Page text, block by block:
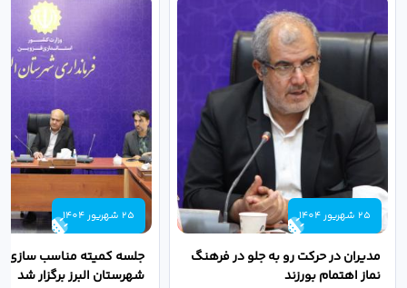
25 شهریور 1404
مدیران در حرکت رو به جلو در فرهنگ
نماز اهتمام بورزند
25 شهریور 1404
جلسه کمیته مناسب سازی
شهرستان البرز برگزار شد